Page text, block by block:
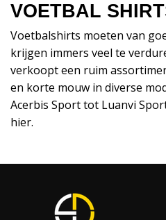
VOETBAL
Voetbalshirts moeten van
krijgen immers veel te
verkoopt een ruim
en korte mouw in diverse
Acerbis Sport tot Luanvi
hier.